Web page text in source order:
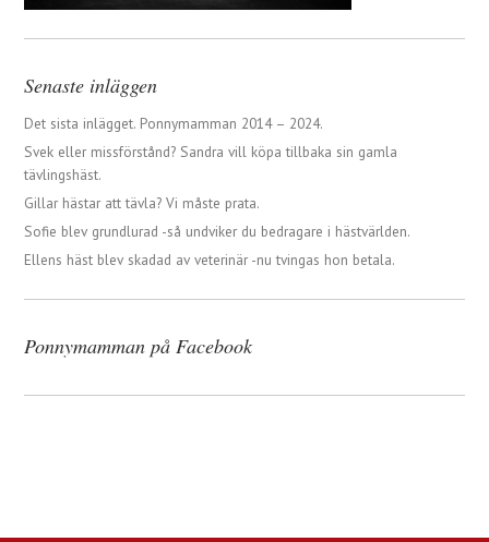
Senaste inläggen
Det sista inlägget. Ponnymamman 2014 – 2024.
Svek eller missförstånd? Sandra vill köpa tillbaka sin gamla
tävlingshäst.
Gillar hästar att tävla? Vi måste prata.
Sofie blev grundlurad -så undviker du bedragare i hästvärlden.
Ellens häst blev skadad av veterinär -nu tvingas hon betala.
Ponnymamman på Facebook